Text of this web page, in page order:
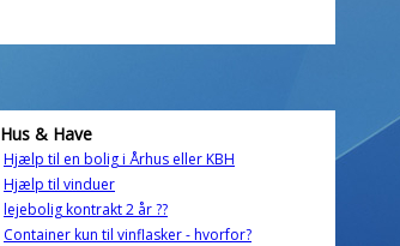
Hus & Have
Hjælp til en bolig i Århus eller KBH
Hjælp til vinduer
lejebolig kontrakt 2 år ??
Container kun til vinflasker - hvorfor?